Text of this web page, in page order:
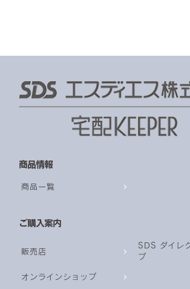
商品情報
商品一覧
ご購入案内
販売店
SDS ダイレ
プ
オンラインショップ